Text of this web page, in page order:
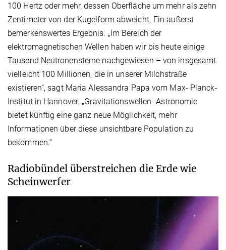
100 Hertz oder mehr, dessen Oberfläche um mehr als zehn
Zentimeter von der Kugelform abweicht. Ein äußerst
bemerkenswertes Ergebnis. „Im Bereich der
elektromagnetischen Wellen haben wir bis heute einige
Tausend Neutronensterne nachgewiesen – von insgesamt
vielleicht 100 Millionen, die in unserer Milchstraße
existieren“, sagt Maria Alessandra Papa vom Max- Planck-
Institut in Hannover. „Gravitationswellen- Astronomie
bietet künftig eine ganz neue Möglichkeit, mehr
Informationen über diese unsichtbare Population zu
bekommen.“
Radiobündel überstreichen die Erde wie
Scheinwerfer